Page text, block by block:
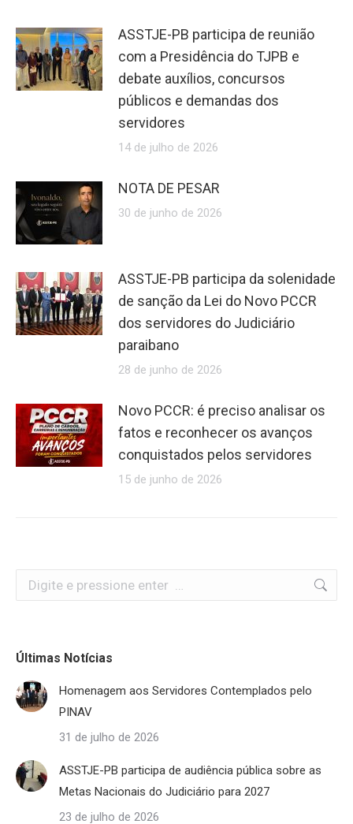
ASSTJE-PB participa de reunião
com a Presidência do TJPB e
debate auxílios, concursos
públicos e demandas dos
servidores
14 de julho de 2026
NOTA DE PESAR
30 de junho de 2026
ASSTJE-PB participa da solenidade
de sanção da Lei do Novo PCCR
dos servidores do Judiciário
paraibano
28 de junho de 2026
Novo PCCR: é preciso analisar os
fatos e reconhecer os avanços
conquistados pelos servidores
15 de junho de 2026
Search:
Últimas Notícias
Homenagem aos Servidores Contemplados pelo
PINAV
31 de julho de 2026
ASSTJE-PB participa de audiência pública sobre as
Metas Nacionais do Judiciário para 2027
23 de julho de 2026